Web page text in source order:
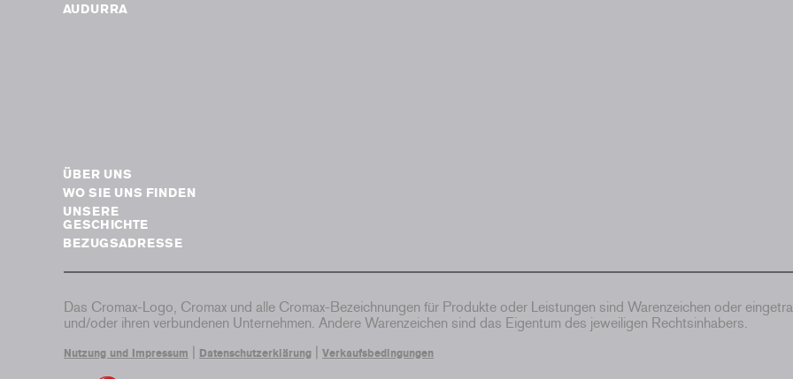
AUDURRA
ÜBER UNS
WO SIE UNS FINDEN
UNSERE
GESCHICHTE
BEZUGSADRESSE
Das Cromax-Logo, Cromax und alle Cromax-Bezeichnungen für Produkte oder Leistungen sind Warenzeichen oder
und/oder ihren verbundenen Unternehmen. Andere Warenzeichen sind das Eigentum des jeweiligen Rechtsinhabers.
Nutzung und Impressum Datenschutzerklärung Verkaufsbedingungen